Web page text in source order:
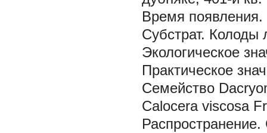
Время появления.
Субстрат. Колоды
Экологическое
Практическое
Семейство
Calocera viscosa
Распространение.